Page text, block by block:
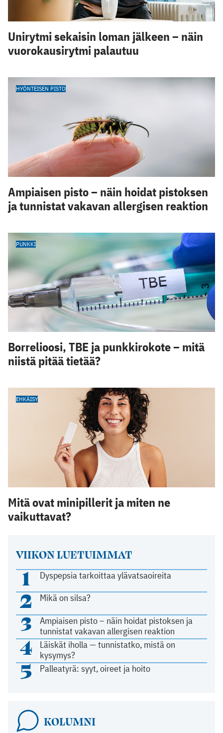
VIIKON LUETUIMMAT
1 Dyspepsia tarkoittaa ylävatsaoireita
2 Mikä on silsa?
3
Ampiaisen pisto – näin hoidat pistoksen ja
tunnistat vakavan allergisen reaktion
4
Läiskät iholla — tunnistatko, mistä on
kysymys?
5 Palleatyrä: syyt, oireet ja hoito
KOLUMNI
Unirytmi sekaisin loman jälkeen – näin
vuorokausirytmi palautuu
HYÖNTEISEN PISTO
Ampiaisen pisto – näin hoidat pistoksen
ja tunnistat vakavan allergisen reaktion
PUNKKI
Borrelioosi, TBE ja punkkirokote – mitä
niistä pitää tietää?
EHKÄISY
Mitä ovat minipillerit ja miten ne
vaikuttavat?